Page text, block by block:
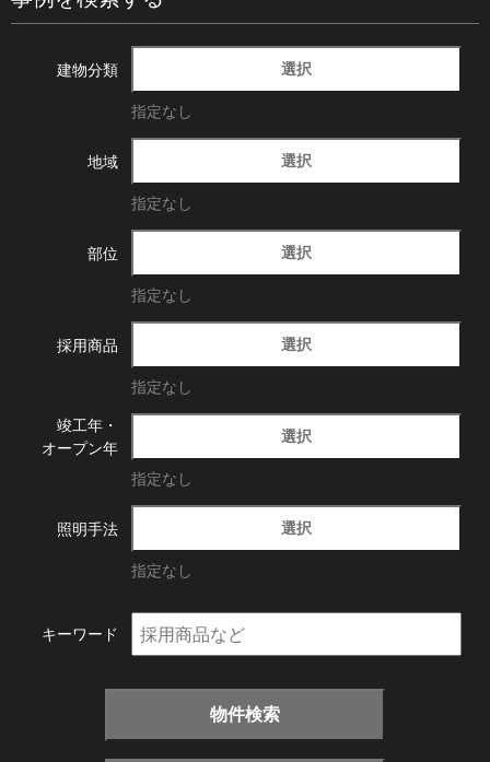
建物分類 選択
指定なし
地域 選択
指定なし
部位 選択
指定なし
採用商品 選択
指定なし
竣工年・
オープン年
選択
指定なし
照明手法 選択
指定なし
キーワード
物件検索